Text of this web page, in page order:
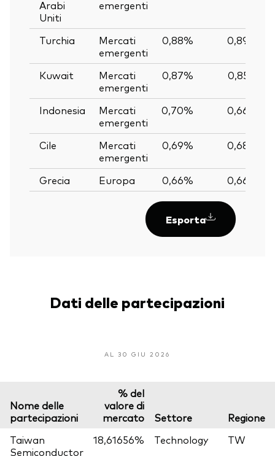
Arabi
Uniti
emergenti
Turchia
Mercati
emergenti
0,88% 0,89%
Kuwait
Mercati
emergenti
0,87% 0,85%
Indonesia
Mercati
emergenti
0,70% 0,66%
Cile
Mercati
emergenti
0,69% 0,68%
Grecia Europa 0,66% 0,66%
Esporta
Dati delle partecipazioni
AL 30 GIU 2026
Nome delle
partecipazioni
% del
valore di
mercato
Settore
Regione
Taiwan
Semiconductor
18,61656% Technology TW